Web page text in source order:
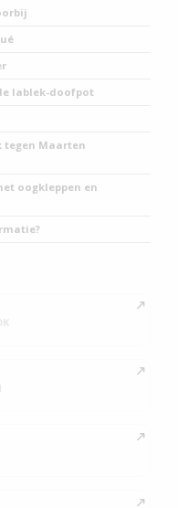
lablek-doofpot
tegen Maarten
oogkleppen en